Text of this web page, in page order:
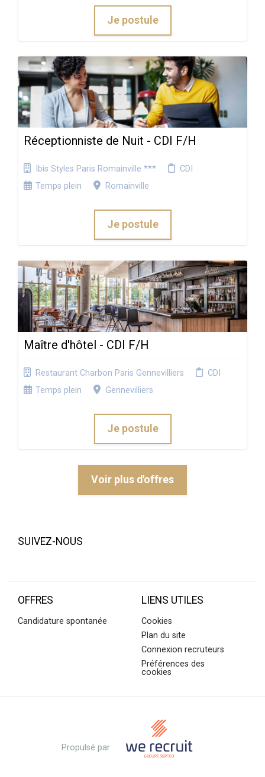
Je postule
Réceptionniste de Nuit - CDI F/H
Ibis Styles Paris Romainville ***
CDI
Temps plein
Romainville
Je postule
Maître d'hôtel - CDI F/H
Restaurant Charbon Paris Gennevilliers
CDI
Temps plein
Gennevilliers
Je postule
Voir plus d'offres
SUIVEZ-NOUS
OFFRES
Candidature spontanée
LIENS UTILES
Cookies
Plan du site
Connexion recruteurs
Préférences des
cookies
Propulsé par